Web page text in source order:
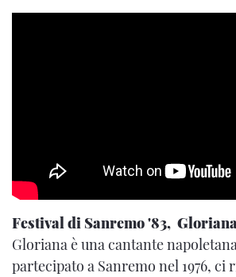
Festival di Sanremo '83,
Gloriana è una cantante
partecipato a Sanremo nel 1976, ci